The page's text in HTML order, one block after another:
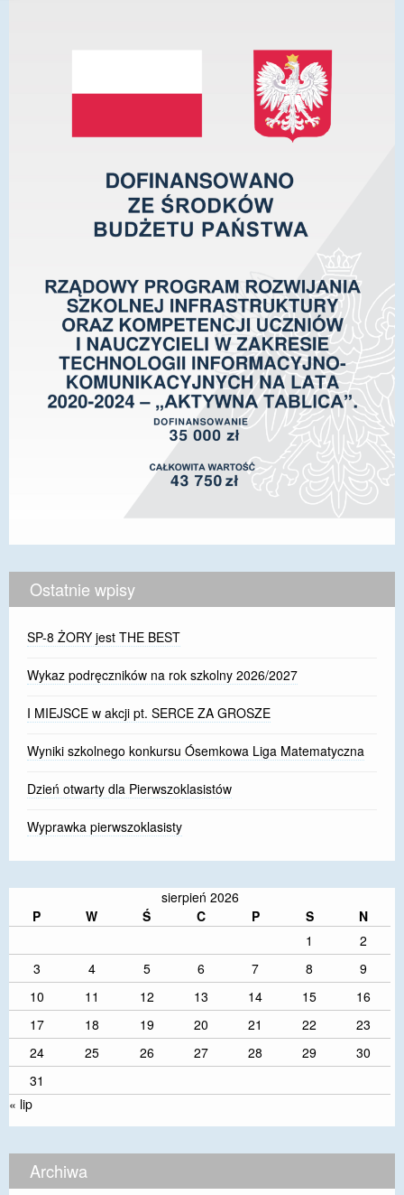
Ostatnie wpisy
SP-8 ŻORY jest THE BEST
Wykaz podręczników na rok szkolny 2026/2027
I MIEJSCE w akcji pt. SERCE ZA GROSZE
Wyniki szkolnego konkursu Ósemkowa Liga Matematyczna
Dzień otwarty dla Pierwszoklasistów
Wyprawka pierwszoklasisty
sierpień 2026
P
W Ś C P S
N
1
2
3
4 5 6 7 8
9
10
11 12 13 14 15
16
17
18 19 20 21 22
23
24
25 26 27 28 29
30
31
« lip
Archiwa